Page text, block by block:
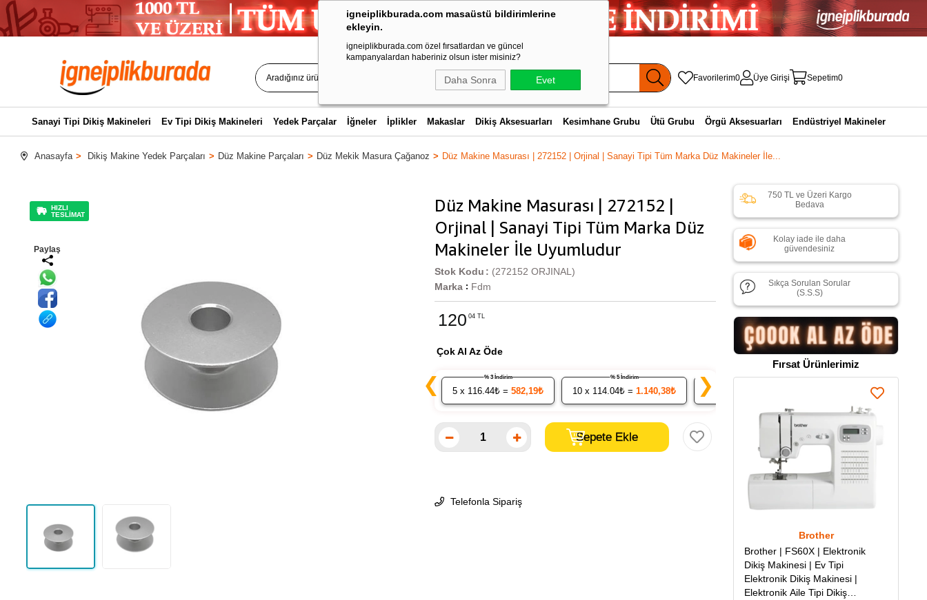
igneiplikburada.com masaüstü bildirimlerine
ekleyin.
igneiplikburada.com özel fırsatlardan ve güncel
kampanyalardan haberiniz olsun ister misiniz?
Daha Sonra Evet Favorilerim0 Üye Girişi Sepetim0
Sanayi Tipi Dikiş Makineleri Ev Tipi Dikiş Makineleri Yedek Parçalar İğneler İplikler Makaslar Dikiş Aksesuarları Kesimhane Grubu Ütü Grubu Örgü Aksesuarları Endüstriyel Makineler
Anasayfa Dikiş Makine Yedek Parçaları Düz Makine Parçaları Düz Mekik Masura Çağanoz Düz Makine Masurası | 272152 | Orjinal | Sanayi Tipi Tüm Marka Düz Makineler İle...
HIZLI
TESLİMAT
Paylaş
Düz Makine Masurası | 272152 |
Orjinal | Sanayi Tipi Tüm Marka Düz
Makineler İle Uyumludur
(272152 ORJINAL)
Stok Kodu
Marka : Fdm
120 04 TL
Çok Al Az Öde
❮ 5 x 116.44₺ = 582,19₺
% 3 İndirim
10 x 114.04₺ = 1.140,38₺
% 5 İndirim
20
% 7 İndirim
x 109.24₺ =
% 9 İndirim
❯
Telefonla Sipariş
750 TL ve Üzeri Kargo
Bedava
Kolay iade ile daha
güvendesiniz
Sıkça Sorulan Sorular
(S.S.S)
Fırsat Ürünlerimiz
Brother
Brother | FS60X | Elektronik
Dikiş Makinesi | Ev Tipi
Elektronik Dikiş Makinesi |
Elektronik Aile Tipi Dikiş